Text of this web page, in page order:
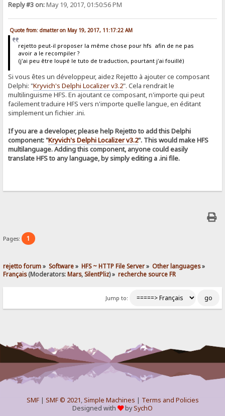
Reply #3 on:May 19, 2017, 01:50:56 PM
Quote from: dmatter on May 19, 2017, 11:17:22 AM
rejetto peut-il proposer la même chose pour hfs afin de ne pas
avoir a le recompiler ?
(j'ai peu être loupé le tuto de traduction, pourtant j'ai fouillé)
Si vous êtes un développeur, aidez Rejetto à ajouter ce composant
Delphi: "Kryvich's Delphi Localizer v3.2". Cela rendrait le
multilinguisme HFS. En ajoutant ce composant, n'importe qui peut
facilement traduire HFS vers n'importe quelle langue, en éditant
simplement un fichier .ini.
If you are a developer, please help Rejetto to add this Delphi
component: "Kryvich's Delphi Localizer v3.2". This would make HFS
multilanguage. Adding this component, anyone could easily
translate HFS to any language, by simply editing a .ini file.
Pages: 1
rejetto forum» Software» HFS ~ HTTP File Server» Other languages»
Français(Moderators:Mars,SilentPliz) » recherche source FR
Jump to:
SMF| SMF © 2021,Simple Machines | Terms and Policies
Designed with
bySychO